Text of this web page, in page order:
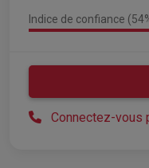
Indice de confiance
Connectez-vous